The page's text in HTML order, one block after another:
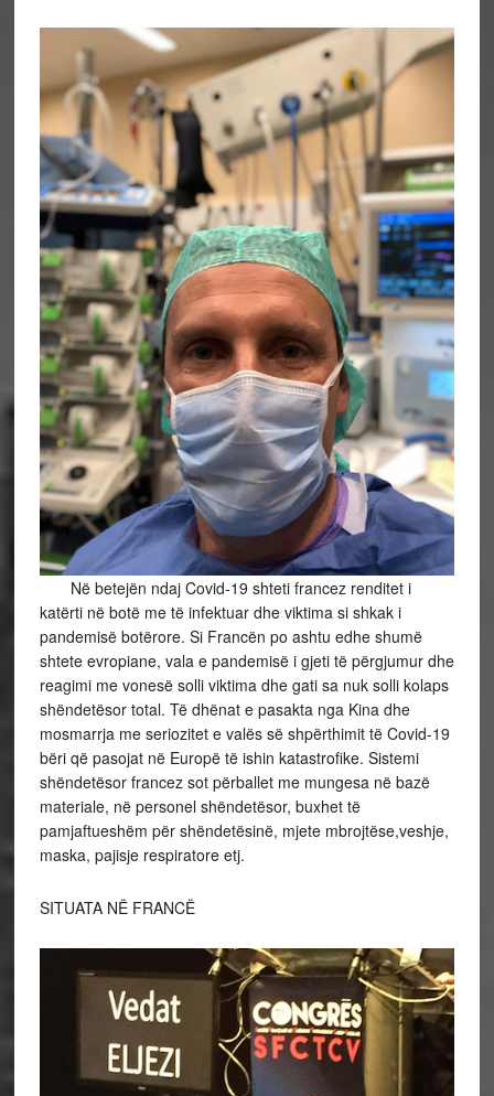
Në betejën ndaj Covid-19 shteti francez renditet i
katërti në botë me të infektuar dhe viktima si shkak i
pandemisë botërore. Si Francën po ashtu edhe shumë
shtete evropiane, vala e pandemisë i gjeti të përgjumur dhe
reagimi me vonesë solli viktima dhe gati sa nuk solli kolaps
shëndetësor total. Të dhënat e pasakta nga Kina dhe
mosmarrja me seriozitet e valës së shpërthimit të Covid-19
bëri që pasojat në Europë të ishin katastrofike. Sistemi
shëndetësor francez sot përballet me mungesa në bazë
materiale, në personel shëndetësor, buxhet të
pamjaftueshëm për shëndetësinë, mjete mbrojtëse,veshje,
maska, pajisje respiratore etj.
SITUATA NË FRANCË